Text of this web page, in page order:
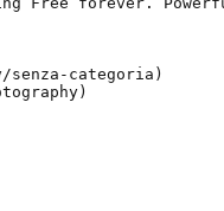
categoria)